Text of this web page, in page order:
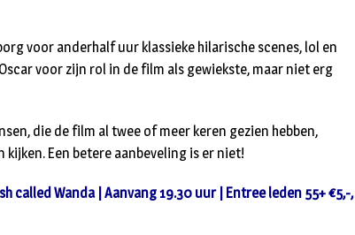
voor anderhalf uur klassieke hilarische scenes, lol en
voor zijn rol in de film als gewiekste, maar niet erg
die de film al twee of meer keren gezien hebben,
Een betere aanbeveling is er niet!
called Wanda | Aanvang 19.30 uur | Entree leden 55+ €5,-,